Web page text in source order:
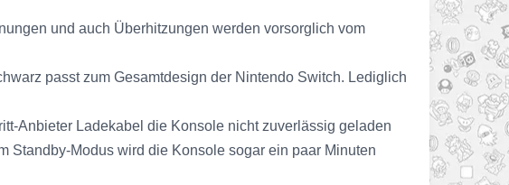
und auch Überhitzungen werden vorsorglich vom
passt zum Gesamtdesign der Nintendo Switch. Lediglich
Anbieter Ladekabel die Konsole nicht zuverlässig geladen
Standby-Modus wird die Konsole sogar ein paar Minuten